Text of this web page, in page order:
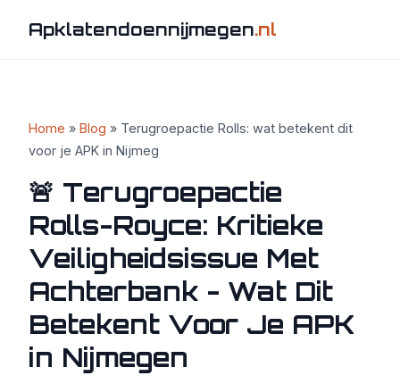
Apklatendoennijmegen.nl
Home » Blog » Terugroepactie Rolls: wat betekent dit
voor je APK in Nijmeg
🚨 Terugroepactie
Rolls-Royce: Kritieke
Veiligheidsissue Met
Achterbank - Wat Dit
Betekent Voor Je APK
in Nijmegen